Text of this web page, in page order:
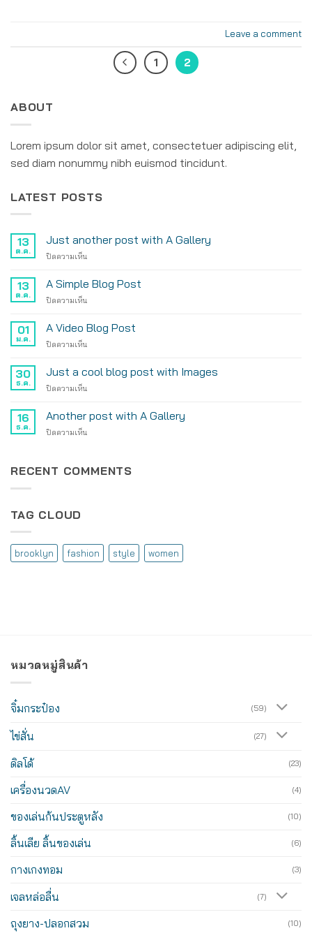
Leave a comment
1 2
ABOUT
Lorem ipsum dolor sit amet, consectetuer adipiscing elit,
sed diam nonummy nibh euismod tincidunt.
LATEST POSTS
13
ต.ค.
Just another post with A Gallery
ปิดความเห็น
another
Gallery
13
ต.ค.
A Simple Blog Post
ปิดความเห็น
Simple
Blog
01
ม.ค.
A Video Blog Post
ปิดความเห็น
Video
30
ธ.ค.
Just a cool blog post with Images
ปิดความเห็น
cool
Images
16
ธ.ค.
Another post with A Gallery
ปิดความเห็น
with
RECENT COMMENTS
TAG CLOUD
brooklyn fashion style women
หมวดหมู่สินค้า
จิ๋มกระป๋อง (59)
ไข่สั่น (27)
ดิลโด้ (23)
เครื่องนวดAV (4)
ของเล่นก้นประตูหลัง (10)
ลิ้นเลีย ลิ้นของเล่น (6)
กางเกงทอม (3)
เจลหล่อลื่น (7)
ถุงยาง-ปลอกสวม (10)